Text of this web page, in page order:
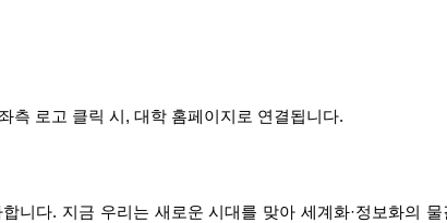
측 로고 클릭 시, 대학 홈페이지로 연결됩니다.
니다. 지금 우리는 새로운 시대를 맞아 세계화·정보화의